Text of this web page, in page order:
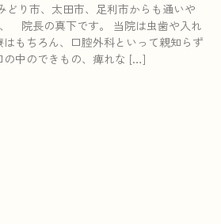
どり市、太田市、足利市からも通いや
院長の真下です。 当院は虫歯や入れ
もちろん、口腔外科といって親知らず
の中のできもの、痺れな […]